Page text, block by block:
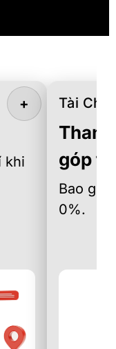
khi
+ Tài
góp
Bao
0%.